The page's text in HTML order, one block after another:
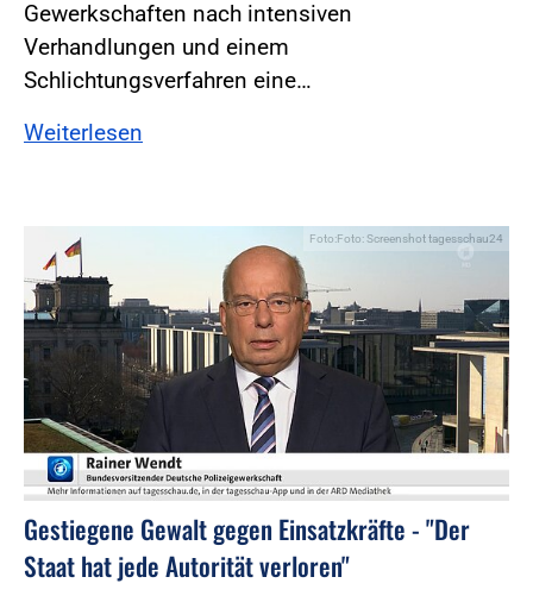
Gewerkschaften nach intensiven
Verhandlungen und einem
Schlichtungsverfahren eine…
Weiterlesen
Foto:Foto: Screenshot tagesschau24
Gestiegene Gewalt gegen Einsatzkräfte - "Der
Staat hat jede Autorität verloren"